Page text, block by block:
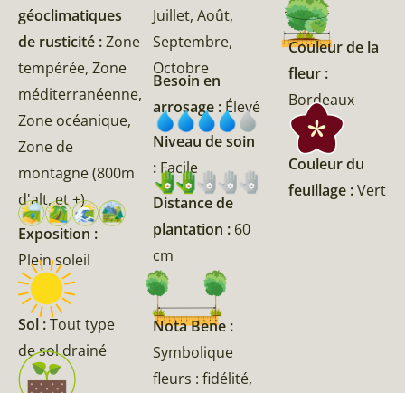
géoclimatiques
de rusticité :Zone
tempérée, Zone
méditerranéenne,
Zone océanique,
Zone de
montagne (800m
d'alt, et +)
Exposition :
Plein soleil
Sol :Tout type
de sol drainé
Juillet, Août,
Septembre,
Octobre
Besoin en
arrosage :Élevé
Niveau de soin
: Facile
Distance de
plantation : 60
cm
Nota Bene :
Symbolique
fleurs : fidélité,
Couleur de la
fleur :
Bordeaux
Couleur du
feuillage :Vert